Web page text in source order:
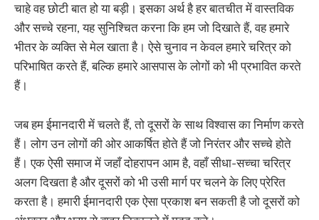
चाहे वह छोटी बात हो या बड़ी। इसका अर्थ है हर बातचीत में वास्तविक
और सच्चे रहना, यह सुनिश्चित करना कि हम जो दिखाते हैं, वह हमारे
भीतर के व्यक्ति से मेल खाता है। ऐसे चुनाव न केवल हमारे चरित्र को
परिभाषित करते हैं, बल्कि हमारे आसपास के लोगों को भी प्रभावित करते
हैं।
जब हम ईमानदारी में चलते हैं, तो दूसरों के साथ विश्वास का निर्माण करते
हैं। लोग उन लोगों की ओर आकर्षित होते हैं जो निरंतर और सच्चे होते
हैं। एक ऐसी समाज में जहाँ दोहरापन आम है, वहाँ सीधा-सच्चा चरित्र
अलग दिखता है और दूसरों को भी उसी मार्ग पर चलने के लिए प्रेरित
करता है। हमारी ईमानदारी एक ऐसा प्रकाश बन सकती है जो दूसरों को